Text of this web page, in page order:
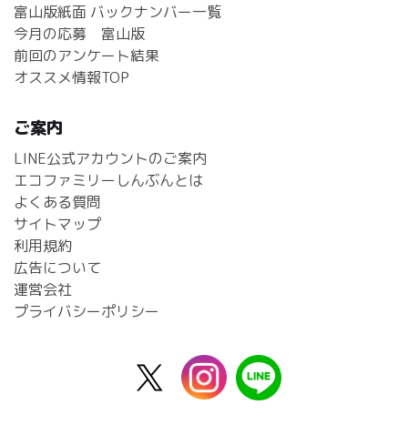
富山版紙面 バックナンバー一覧
今月の応募 富山版
前回のアンケート結果
オススメ情報TOP
ご案内
LINE公式アカウントのご案内
エコファミリーしんぶんとは
よくある質問
サイトマップ
利用規約
広告について
運営会社
プライバシーポリシー
instagram